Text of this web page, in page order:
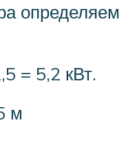
определяем
= 5,2 кВт.
м